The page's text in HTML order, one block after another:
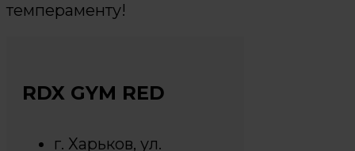
темпераменту!
RDX GYM RED
г. Харьков, ул.